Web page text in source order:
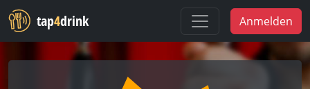
tap4drink Anmelden